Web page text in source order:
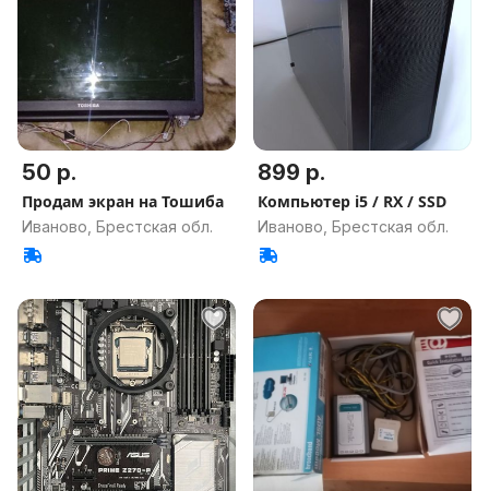
50 р.
Продам экран на Тошиба
Иваново, Брестская обл.
899 р.
Компьютер i5 / RX / SSD
Иваново, Брестская обл.